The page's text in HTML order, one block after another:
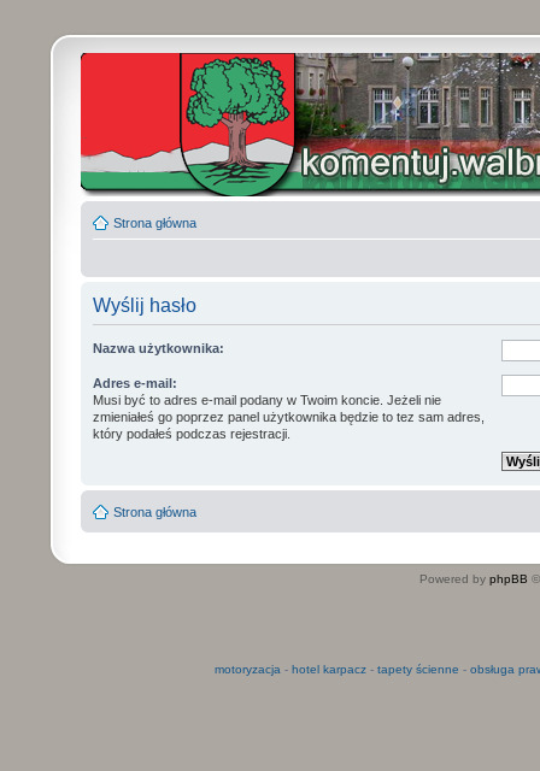
Strona główna
Wyślij hasło
Nazwa użytkownika:
Adres e-mail:
Musi być to adres e-mail podany w Twoim koncie. Jeżeli nie
zmieniałeś go poprzez panel użytkownika będzie to tez sam adres,
który podałeś podczas rejestracji.
Strona główna
Powered by phpBB
motoryzacja - hotel karpacz- tapety ścienne - obsługa